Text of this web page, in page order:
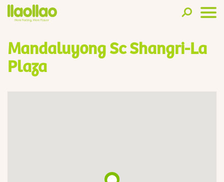
Mandaluyong Sc Shangri-La
Plaza